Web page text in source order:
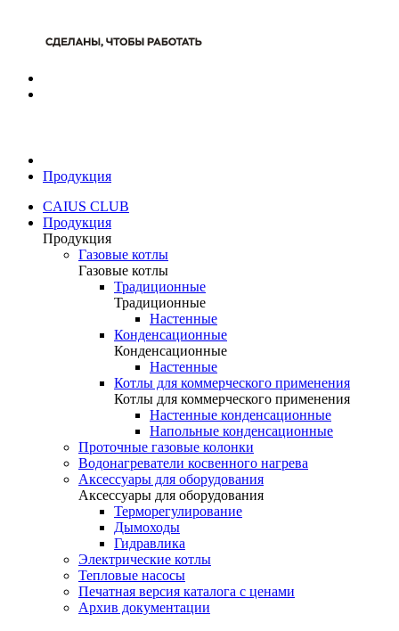
Продукция
CAIUS CLUB
Продукция
Продукция
Газовые котлы
Газовые котлы
Традиционные
Традиционные
Настенные
Конденсационные
Конденсационные
Настенные
Котлы для коммерческого применения
Котлы для коммерческого применения
Настенные конденсационные
Напольные конденсационные
Проточные газовые колонки
Водонагреватели косвенного нагрева
Аксессуары для оборудования
Аксессуары для оборудования
Терморегулирование
Дымоходы
Гидравлика
Электрические котлы
Тепловые насосы
Печатная версия каталога с ценами
Архив документации